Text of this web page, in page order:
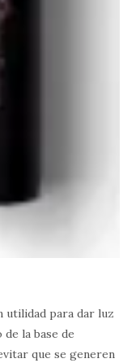
utilidad para dar luz
la base de
que se generen